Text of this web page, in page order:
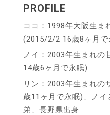
PROFILE
ココ：1998年大阪生ま
(2015/2/2 16歳8ヶ月で
ノイ：2003年生まれ
14歳6ヶ月で永眠)
リン：2003年生まれ
歳11ヶ月で永眠)、ノ
弟、長野県出身